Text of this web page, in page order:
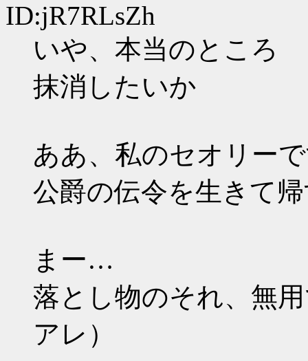
ID:jR7RLsZh
いや、本当のところ
抹消したいか
ああ、私のセオリー
公爵の伝令を生きて
まー…
落とし物のそれ、無
アレ）